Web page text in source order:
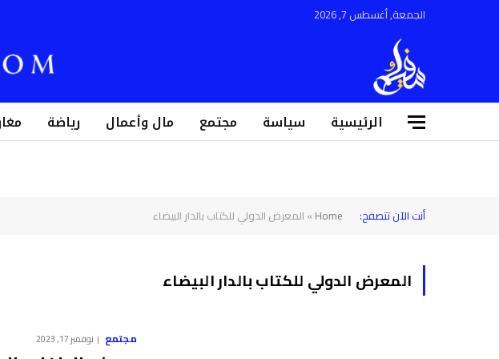
الجمعة, أغسطس 7, 2026
الرئيسية سياسة مجتمع مال وأعمال رياضة
أنت الآن تتصفح: Home
» المعرض الدولي للكتاب بالدار البيضاء
المعرض الدولي للكتاب بالدار البيضاء
مجتمع نوفمبر 17, 2023